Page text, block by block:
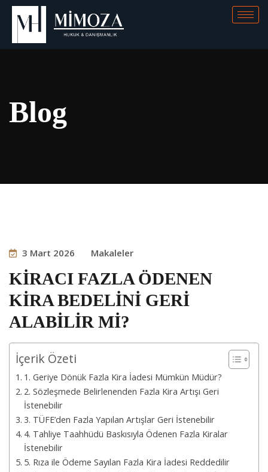
Blog
3 Mart 2026 Makaleler
KİRACI FAZLA ÖDENEN
KİRA BEDELİNİ GERİ
ALABİLİR Mİ?
İçerik Özeti
1. Geriye Dönük Fazla Kira İadesi Mümkün Müdür?
2. Sözleşmede Belirlenenden Fazla Kira Artışı Geri
İstenebilir
3. TÜFE’den Fazla Yapılan Artışlar Geri İstenebilir
4. Tahliye Taahhüdü Baskısıyla Ödenen Fazla Kiralar
İstenebilir
5. Rıza ile Ödeme Sayılan Fazla Kira İadesi Reddedilir